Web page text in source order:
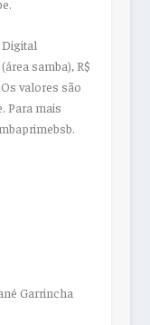
samba), R$
valores são
Para mais
Garrincha